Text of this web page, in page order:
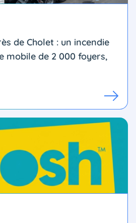
de Cholet : un incendie
mobile de 2 000 foyers,